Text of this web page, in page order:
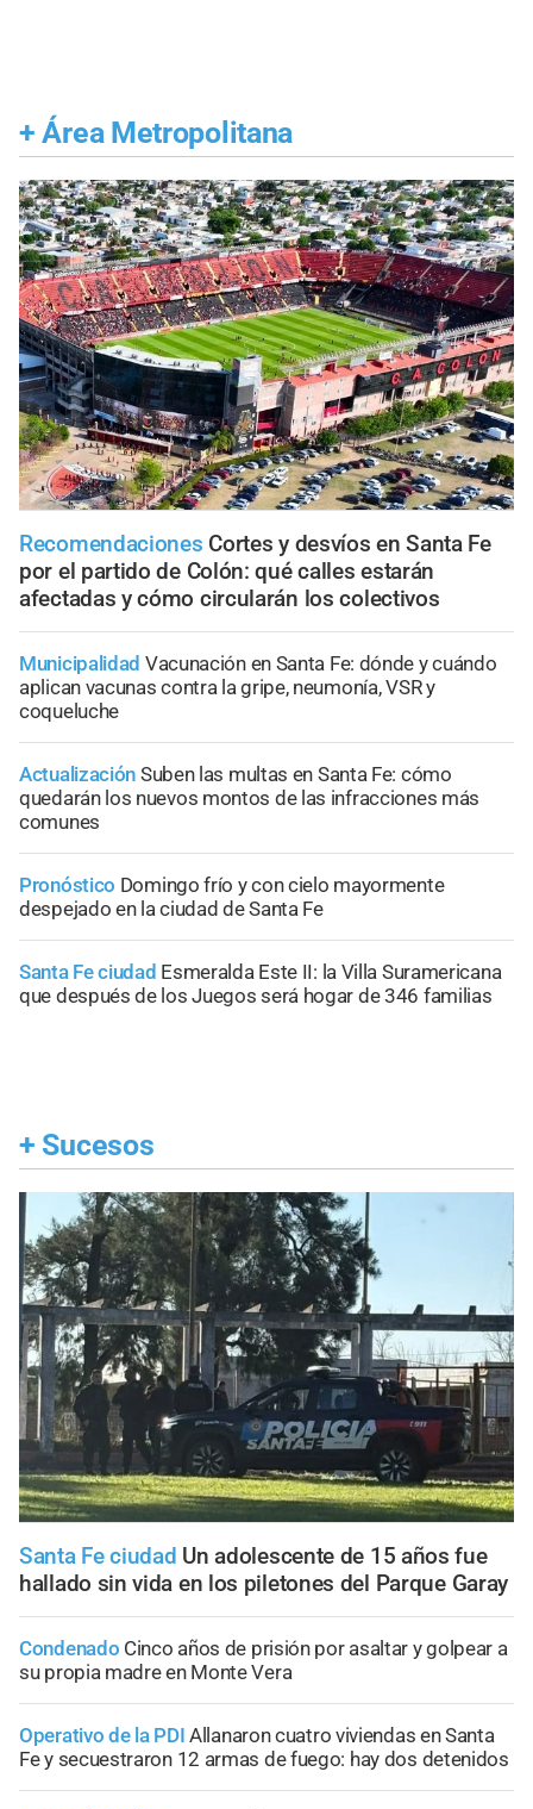
+ Área Metropolitana
Recomendaciones Cortes y desvíos en Santa Fe
por el partido de Colón: qué calles estarán
afectadas y cómo circularán los colectivos
Municipalidad Vacunación en Santa Fe: dónde y cuándo
aplican vacunas contra la gripe, neumonía, VSR y
coqueluche
Actualización Suben las multas en Santa Fe: cómo
quedarán los nuevos montos de las infracciones más
comunes
Pronóstico Domingo frío y con cielo mayormente
despejado en la ciudad de Santa Fe
Santa Fe ciudad Esmeralda Este II: la Villa Suramericana
que después de los Juegos será hogar de 346 familias
+ Sucesos
Santa Fe ciudad Un adolescente de 15 años fue
hallado sin vida en los piletones del Parque Garay
Condenado Cinco años de prisión por asaltar y golpear a
su propia madre en Monte Vera
Operativo de la PDI Allanaron cuatro viviendas en Santa
Fe y secuestraron 12 armas de fuego: hay dos detenidos